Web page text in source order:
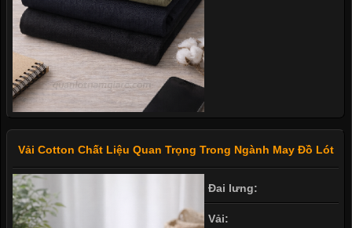
Vải Cotton Chất Liệu Quan Trọng Trong Ngành May Đồ Lót
Đai lưng:
Vải: